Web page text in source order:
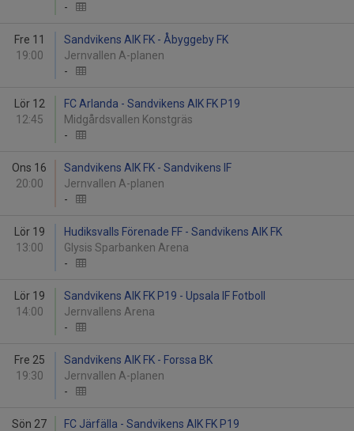
-
Fre 11
19:00
Sandvikens AIK FK - Åbyggeby FK
Jernvallen A-planen
-
Lör 12
12:45
FC Arlanda - Sandvikens AIK FK P19
Midgårdsvallen Konstgräs
-
Ons 16
20:00
Sandvikens AIK FK - Sandvikens IF
Jernvallen A-planen
-
Lör 19
13:00
Hudiksvalls Förenade FF - Sandvikens AIK FK
Glysis Sparbanken Arena
-
Lör 19
14:00
Sandvikens AIK FK P19 - Upsala IF Fotboll
Jernvallens Arena
-
Fre 25
19:30
Sandvikens AIK FK - Forssa BK
Jernvallen A-planen
-
Sön 27
FC Järfälla - Sandvikens AIK FK P19